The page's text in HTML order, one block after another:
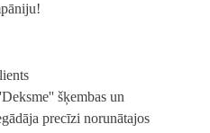
šķembas un
precīzi norunātajos